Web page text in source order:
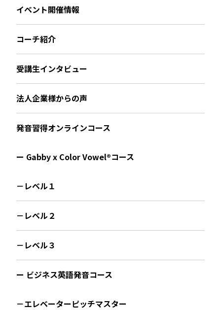
イベント開催情報
コーチ紹介
受講生インタビュー
法人企業様からの声
発音習得オンラインコース
ー Gabby x Color Vowel®︎コース
－レベル１
－レベル２
－レベル３
ー ビジネス英語発音コース
－エレベーターピッチマスター